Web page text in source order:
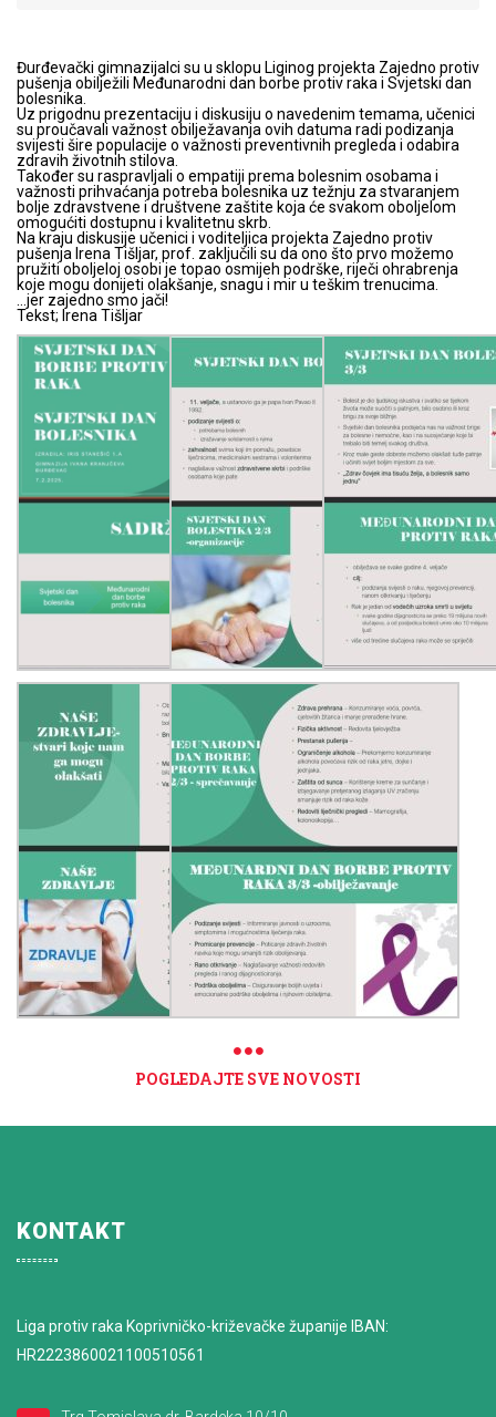
Đurđevački gimnazijalci su u sklopu Liginog projekta Zajedno protiv
pušenja obilježili Međunarodni dan borbe protiv raka i Svjetski dan
bolesnika.
Uz prigodnu prezentaciju i diskusiju o navedenim temama, učenici
su proučavali važnost obilježavanja ovih datuma radi podizanja
svijesti šire populacije o važnosti preventivnih pregleda i odabira
zdravih životnih stilova.
Također su raspravljali o empatiji prema bolesnim osobama i
važnosti prihvaćanja potreba bolesnika uz težnju za stvaranjem
bolje zdravstvene i društvene zaštite koja će svakom oboljelom
omogućiti dostupnu i kvalitetnu skrb.
Na kraju diskusije učenici i voditeljica projekta Zajedno protiv
pušenja Irena Tišljar, prof. zaključili su da ono što prvo možemo
pružiti oboljeloj osobi je topao osmijeh podrške, riječi ohrabrenja
koje mogu donijeti olakšanje, snagu i mir u teškim trenucima.
…jer zajedno smo jači!
Tekst; Irena Tišljar
POGLEDAJTE SVE NOVOSTI
KONTAKT
Liga protiv raka Koprivničko-križevačke županije IBAN:
HR2223860021100510561